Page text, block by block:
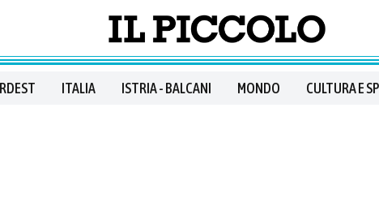
ITALIA ISTRIA - BALCANI MONDO CULTURA E